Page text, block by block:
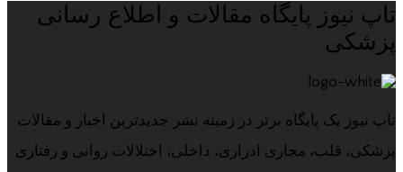
تاپ نیوز پایگاه مقالات و اطلاع رسانی
پزشکی
تاپ نیوز یک پایگاه برتر در زمینه نشر جدیدترین اخبار و مقالات
پزشکی، قلب، مجاری ادراری، داخلی، اختلالات روانی و رفتاری